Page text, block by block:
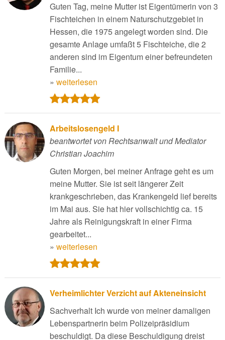
Guten Tag, meine Mutter ist Eigentümerin von 3
Fischteichen in einem Naturschutzgebiet in
Hessen, die 1975 angelegt worden sind. Die
gesamte Anlage umfaßt 5 Fischteiche, die 2
anderen sind im Eigentum einer befreundeten
Familie...
» weiterlesen
Arbeitslosengeld I
beantwortet von Rechtsanwalt und Mediator
Christian Joachim
Guten Morgen, bei meiner Anfrage geht es um
meine Mutter. Sie ist seit längerer Zeit
krankgeschrieben, das Krankengeld lief bereits
im Mai aus. Sie hat hier vollschichtig ca. 15
Jahre als Reinigungskraft in einer Firma
gearbeitet...
» weiterlesen
Verheimlichter Verzicht auf Akteneinsicht
Sachverhalt Ich wurde von meiner damaligen
Lebenspartnerin beim Polizeipräsidium
beschuldigt. Da diese Beschuldigung dreist